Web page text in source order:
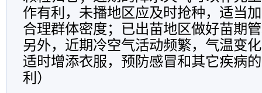
作有利，未播地区应及时抢种，适当
合理群体密度；已出苗地区做好苗期
另外，近期冷空气活动频繁，气温变
适时增添衣服，预防感冒和其它疾病
利）